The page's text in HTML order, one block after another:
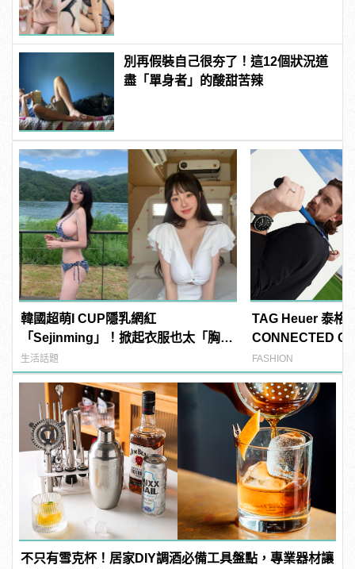
別再假裝自己很夯了！這12個狀況道
盡「單身者」的酸甜苦辣
韓國超萌I CUP隱乳網紅
「Sejinming」！掀起衣服也太「胸」
了吧！ | manfashion這樣變型男
生活話題
TAG Heuer 泰格
CONNECTED
錶 高爾夫球特別
FASHION
不只有雪克杯！居家DIY調酒必備工具盤點，專業器材讓